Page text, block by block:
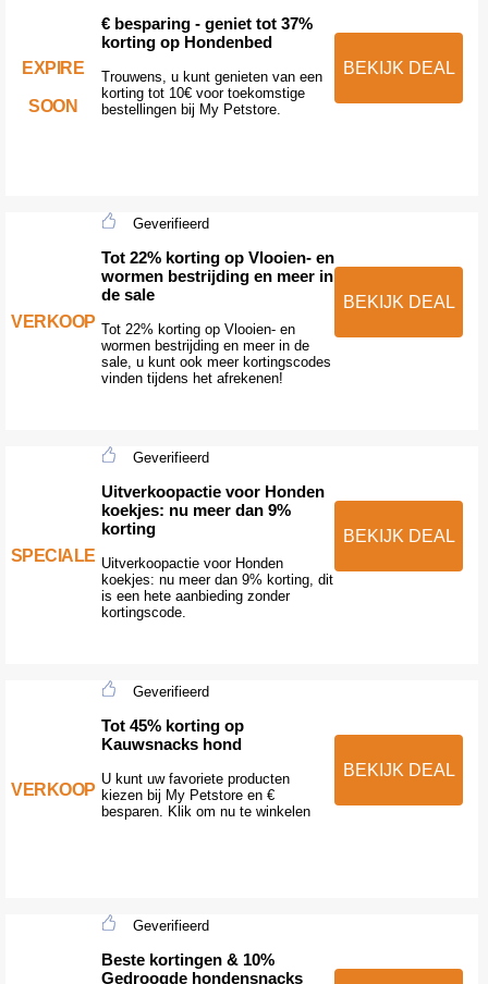
EXPIRE
SOON
€ besparing - geniet tot 37%
korting op Hondenbed
Trouwens, u kunt genieten van een
korting tot 10€ voor toekomstige
bestellingen bij My Petstore.
BEKIJK DEAL
VERKOOP
Geverifieerd
Tot 22% korting op Vlooien- en
wormen bestrijding en meer in
de sale
Tot 22% korting op Vlooien- en
wormen bestrijding en meer in de
sale, u kunt ook meer kortingscodes
vinden tijdens het afrekenen!
BEKIJK DEAL
SPECIALE
Geverifieerd
Uitverkoopactie voor Honden
koekjes: nu meer dan 9%
korting
Uitverkoopactie voor Honden
koekjes: nu meer dan 9% korting, dit
is een hete aanbieding zonder
kortingscode.
BEKIJK DEAL
VERKOOP
Geverifieerd
Tot 45% korting op
Kauwsnacks hond
U kunt uw favoriete producten
kiezen bij My Petstore en €
besparen. Klik om nu te winkelen
BEKIJK DEAL
Geverifieerd
Beste kortingen & 10%
Gedroogde hondensnacks